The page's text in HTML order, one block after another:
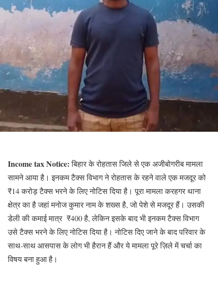
Income tax Notice:बिहार के रोहतास जिले से एक अजीबोगरीब मामला
सामने आया है। इनकम टैक्स विभाग ने रोहतास के रहने वाले एक मजदूर को
₹14 करोड़ टैक्स भरने के लिए नोटिस दिया है। पूरा मामला करहगर थाना
क्षेत्र का है जहां मनोज कुमार नाम के शख्स है, जो पेशे से मजदूर हैं। उसकी
डेली की कमाई मात्र ₹400 है, लेकिन इसके बाद भी इनकम टैक्स विभाग
उसे टैक्स भरने के लिए नोटिस दिया है। नोटिस दिए जाने के बाद परिवार के
साथ-साथ आसपास के लोग भी हैरान हैं और ये मामला पूरे ज़िले में चर्चा का
विषय बना हुआ है।